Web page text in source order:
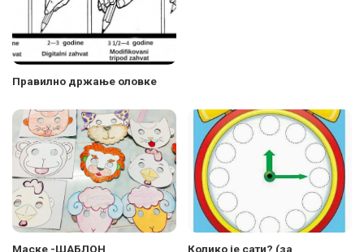
Правилно држање оловке
Maске -ШАБЛОН
Колико је сати? (за